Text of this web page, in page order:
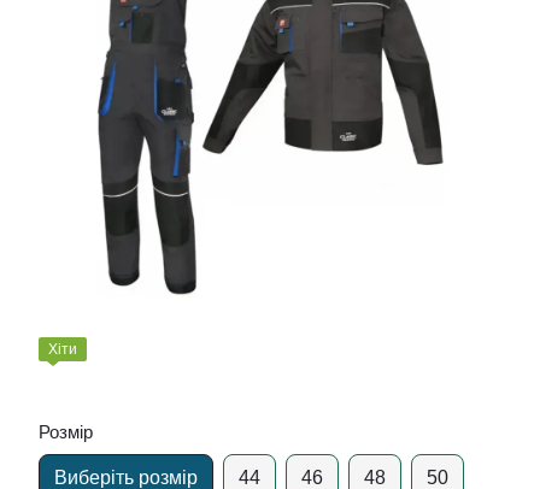
Хіти
Розмір
Виберіть розмір 44 46 48 50